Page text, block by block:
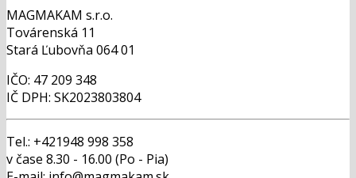
MAGMAKAM s.r.o.
Továrenská 11
Stará Ľubovňa 064 01
IČO: 47 209 348
IČ DPH: SK2023803804
Tel.: +421948 998 358
v čase 8.30 - 16.00 (Po - Pia)